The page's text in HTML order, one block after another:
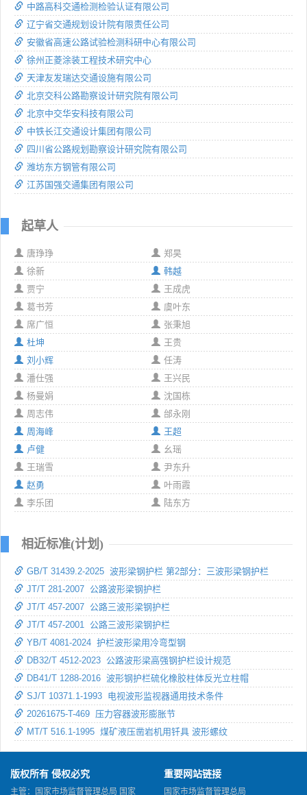
中路高科交通检测检验认证有限公司
辽宁省交通规划设计院有限责任公司
安徽省高速公路试验检测科研中心有限公司
徐州正菱涂装工程技术研究中心
天津友发瑞达交通设施有限公司
北京交科公路勘察设计研究院有限公司
北京中交华安科技有限公司
中铁长江交通设计集团有限公司
四川省公路规划勘察设计研究院有限公司
潍坊东方钢管有限公司
江苏国强交通集团有限公司
起草人
唐琤琤
郑昊
徐新
韩越
贾宁
王成虎
葛书芳
虞叶东
席广恒
张秉旭
杜坤
王贵
刘小辉
任涛
潘仕强
王兴民
杨曼娟
沈国栋
周志伟
邰永刚
周海峰
王超
卢健
幺瑶
王瑞雪
尹东升
赵勇
叶雨霞
李乐团
陆东方
相近标准(计划)
GB/T 31439.2-2025 波形梁钢护栏 第2部分：三波形梁钢护栏
JT/T 281-2007 公路波形梁钢护栏
JT/T 457-2007 公路三波形梁钢护栏
JT/T 457-2001 公路三波形梁钢护栏
YB/T 4081-2024 护栏波形梁用冷弯型钢
DB32/T 4512-2023 公路波形梁高强钢护栏设计规范
DB41/T 1288-2016 波形钢护栏硫化橡胶柱体反光立柱帽
SJ/T 10371.1-1993 电视波形监视器通用技术条件
20261675-T-469 压力容器波形膨胀节
MT/T 516.1-1995 煤矿液压凿岩机用钎具 波形螺纹
版权所有 侵权必究
主管：国家市场监督管理总局 国家
重要网站链接
国家市场监督管理总局